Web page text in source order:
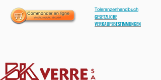
Toleranzenhandbuch
GESETZLICHE
VERKAUFSBESTIMMUNGEN